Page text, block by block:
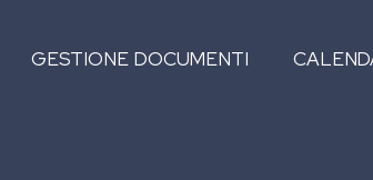
GESTIONE DOCUMENTI